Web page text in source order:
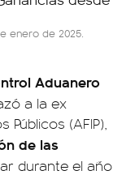
enero de 2025.
Aduanero
a la ex
Públicos (AFIP),
de las
durante el año